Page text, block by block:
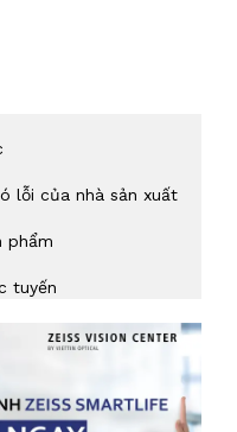
lỗi của nhà sản xuất
phẩm
tuyến